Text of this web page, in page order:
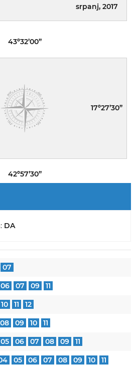
srpanj, 2017
43º32’00”
17º27’30”
42º57’30”
DA
07
06 07 09 11
10 11 12
08 09 10 11
05 06 07 08 09 11
05 06 07 08 09 10 11